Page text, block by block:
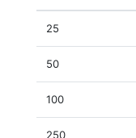
25
50
100
250